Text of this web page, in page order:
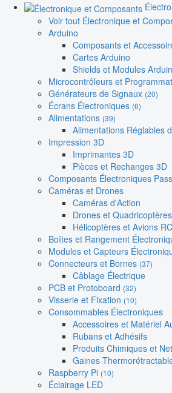
Voir tout Électronique et
Arduino
Composants et
Cartes Arduino
Shields et Modules
Microcontrôleurs et
Générateurs de Signaux (20)
Écrans Électroniques (6)
Alimentations (39)
Alimentations Réglables
Impression 3D
Imprimantes 3D
Pièces et Rechanges 3D
Composants Électroniques
Caméras et Drones
Caméras d'Action
Drones et Quadricoptères
Hélicoptères et Avions RC
Boîtes et Rangement
Modules et Capteurs
Connecteurs et Bornes (37)
Câblage Électrique
PCB et Protoboard (32)
Visserie et Fixation (10)
Consommables Électroniques
Accessoires et Matériel
Rubans et Adhésifs
Produits Chimiques et
Gaines
Raspberry Pi (10)
Éclairage LED